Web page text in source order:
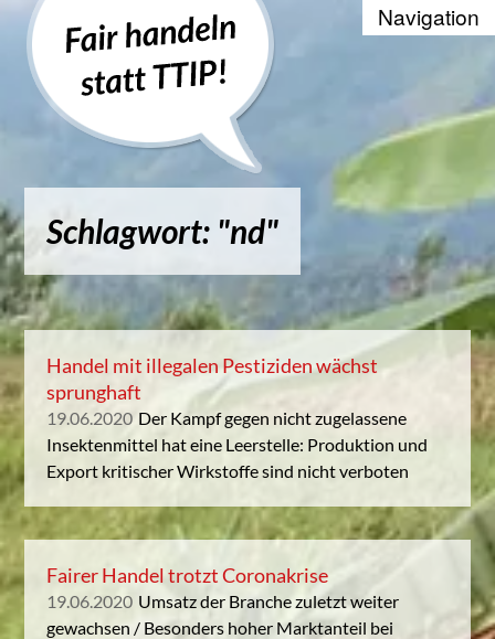
Recherche
Positionen
Die WTO und der Welthandel
Kontakt
Suche
Kampagnenbanner zum
Datenschutzerklärung
Schlagwort: "nd"
Handel mit illegalen Pestiziden wächst
sprunghaft
19.06.2020 Der Kampf gegen nicht zugelassene
Insektenmittel hat eine Leerstelle: Produktion und
Export kritischer Wirkstoffe sind nicht verboten
Fairer Handel trotzt Coronakrise
19.06.2020 Umsatz der Branche zuletzt weiter
gewachsen / Besonders hoher Marktanteil bei